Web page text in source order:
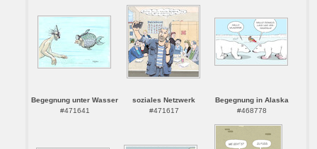
Begegnung unter Wasser
#471641
soziales Netzwerk
#471617
Begegnung in Alaska
#468778